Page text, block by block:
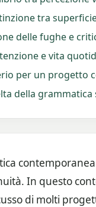
tra
delle fughe e
e vita
per un progetto
della grammatica
In questo
di molti